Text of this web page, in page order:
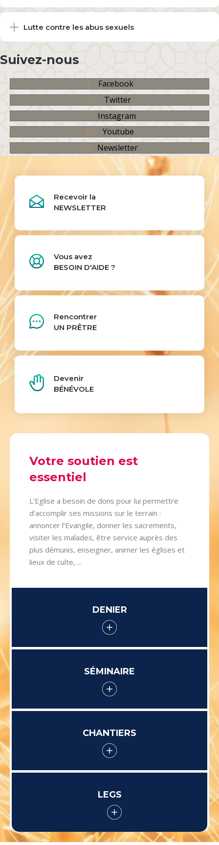
Lutte contre les abus sexuels
Suivez-nous
Facebook
Twitter
Instagram
Youtube
Newsletter
Recevoir la
NEWSLETTER
Vous avez
BESOIN D'AIDE ?
Rencontrer
UN PRÊTRE
Devenir
BÉNÉVOLE
Votre soutien est
essentiel
L’Eglise a besoin de dons pour lui permettre
d’accomplir ses missions sur le terrain :
annoncer l’Evangile, donner les sacrements,
visiter les malades, être service auprès des
plus démunis, enseigner, animer les églises et
lieux de culte, ...
DENIER
SÉMINAIRE
CHANTIERS
LEGS